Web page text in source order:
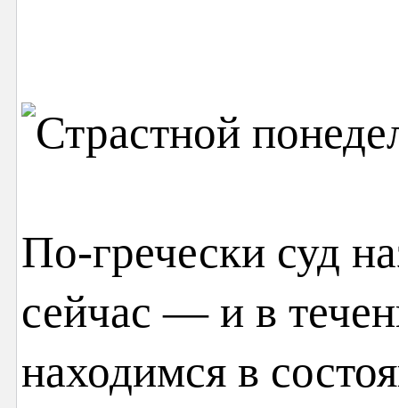
По-гречески суд
сейчас — и в
находимся в